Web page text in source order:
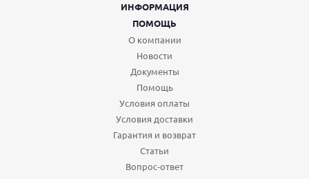
ИНФОРМАЦИЯ
ПОМОЩЬ
О компании
Новости
Документы
Помощь
Условия оплаты
Условия доставки
Гарантия и возврат
Статьи
Вопрос-ответ